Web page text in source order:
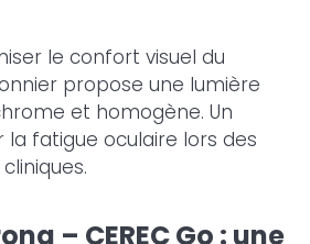
le confort visuel du
propose une lumière
et homogène. Un
fatigue oculaire lors des
– CEREC Go : une